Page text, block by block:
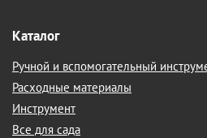
Каталог
Ручной и вспомогательный
Расходные материалы
Инструмент
Все для сада